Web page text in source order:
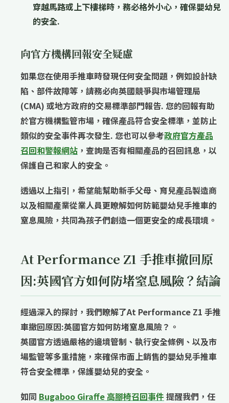
穿越馬路或上下樓梯時，務必格外小心 ，確保嬰幼兒
的安全.
向官方機構回報安全疑慮
如果您在使用手推車時發現任何安全問題，例如設計缺
陷、部件故障等，請務必向英國競爭與市場管理局
(CMA) 或地方政府的交易標準部門報告. 您的回報有助
於官方機構監管市場 ， 確保產品符合安全標準 ，並防止
類似的安全事件再次發生. 您也可以參考政府官方產品
召回和警報網站 ，查詢是否有相關產品的召回訊息，以
保護自己和家人的安全。
透過以上指引，希望能幫助新手父母、育兒產品製造商
以及相關產業從業人員更瞭解如何防範嬰幼兒手推車的
窒息風險，共同為孩子們創造一個更安全的成長環境。
At Performance Z1 手推車撤回原
因:英國官方如何防堵窒息風險？結論
經過深入的探討，我們瞭解了At Performance Z1 手推
車撤回原因:英國官方如何防堵窒息風險？ 。
英國官方透過嚴格的邊境管制、執行安全條例、以及市
場監管等多重措施，來確保市面上銷售的嬰幼兒手推車
符合安全標準，保護嬰幼兒的安全。
如同 Bugaboo Giraffe 高腳椅召回事件 提醒我們，任